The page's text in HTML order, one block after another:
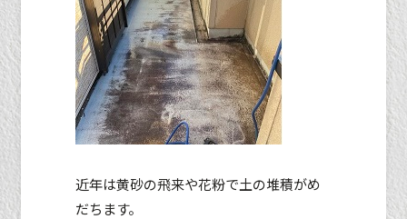
近年は黄砂の飛来や花粉で土の堆積がめ
だちます。